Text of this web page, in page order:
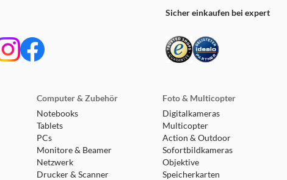
Sicher einkaufen bei expert
Computer & Zubehör
Notebooks
Tablets
PCs
Monitore & Beamer
Netzwerk
Drucker & Scanner
Foto & Multicopter
Digitalkameras
Multicopter
Action & Outdoor
Sofortbildkameras
Objektive
Speicherkarten